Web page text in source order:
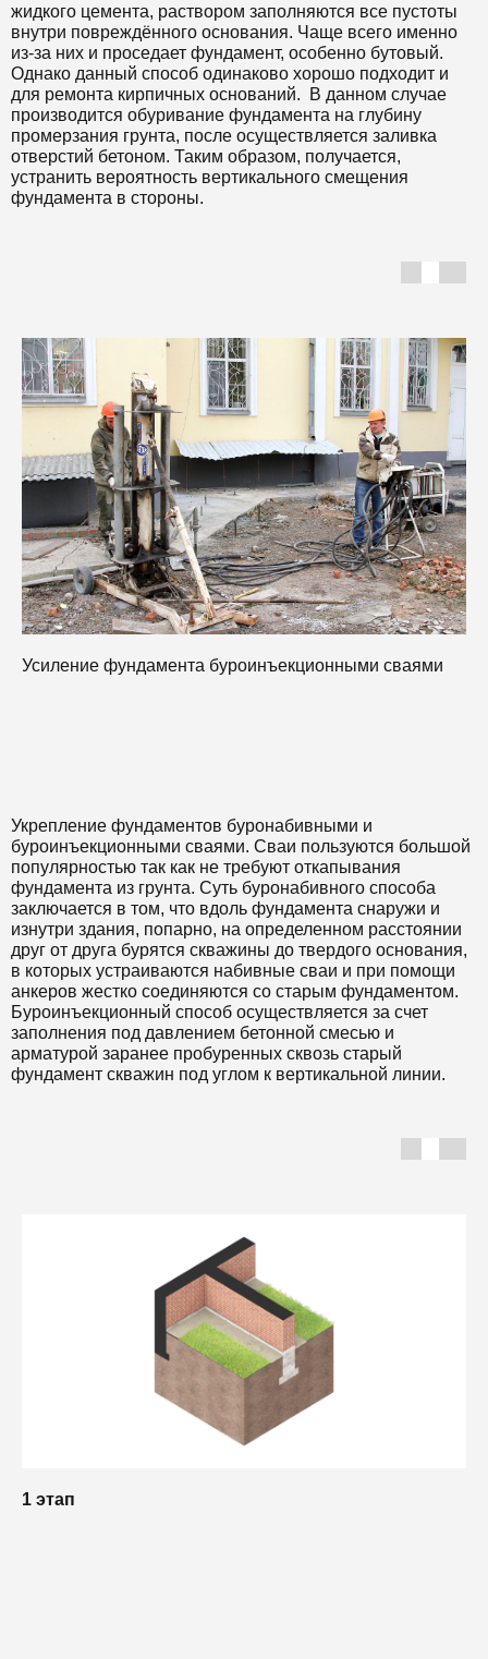
жидкого цемента, раствором заполняются все пустоты
внутри повреждённого основания. Чаще всего именно
из-за них и проседает фундамент, особенно бутовый.
Однако данный способ одинаково хорошо подходит и
для ремонта кирпичных оснований. В данном случае
производится обуривание фундамента на глубину
промерзания грунта, после осуществляется заливка
отверстий бетоном. Таким образом, получается,
устранить вероятность вертикального смещения
фундамента в стороны.
Усиление фундамента буроинъекционными сваями
Укрепление фундаментов буронабивными и
буроинъекционными сваями. Сваи пользуются большой
популярностью так как не требуют откапывания
фундамента из грунта. Суть буронабивного способа
заключается в том, что вдоль фундамента снаружи и
изнутри здания, попарно, на определенном расстоянии
друг от друга бурятся скважины до твердого основания,
в которых устраиваются набивные сваи и при помощи
анкеров жестко соединяются со старым фундаментом.
Буроинъекционный способ осуществляется за счет
заполнения под давлением бетонной смесью и
арматурой заранее пробуренных сквозь старый
фундамент скважин под углом к вертикальной линии.
1 этап